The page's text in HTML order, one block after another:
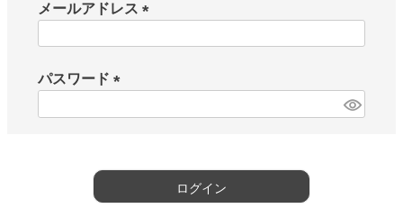
メールアドレス
パスワード
)
ログイン